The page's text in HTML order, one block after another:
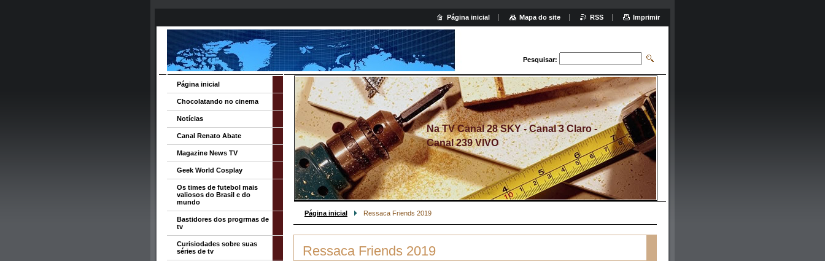
Pesquisar:
Na TV Canal 28 SKY - Canal 3 Claro -
Canal 239 VIVO
Página inicial Ressaca Friends 2019
Ressaca Friends 2019
Página inicial
Chocolatando no cinema
Notícias
Canal Renato Abate
Magazine News TV
Geek World Cosplay
Os times de futebol mais
valiosos do Brasil e do
mundo
Bastidores dos progrmas de
tv
Curisiodades sobre suas
séries de tv
Página inicial Mapa do site RSS Imprimir